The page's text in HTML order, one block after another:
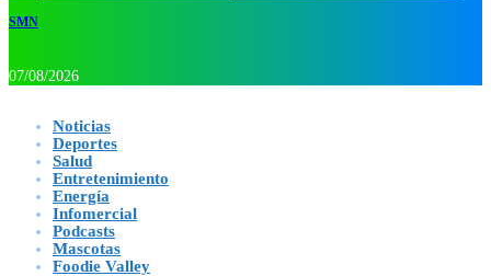
SMN
07/08/2026
Noticias
Deportes
Salud
Entretenimiento
Energía
Infomercial
Podcasts
Mascotas
Foodie Valley